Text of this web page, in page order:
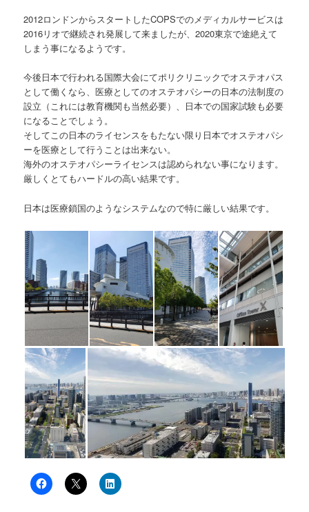
2012ロンドンからスタートしたCOPSでのメディカルサービスは
2016リオで継続され発展して来ましたが、2020東京で途絶えて
しまう事になるようです。
今後日本で行われる国際大会にてポリクリニックでオステオパス
として働くなら、医療としてのオステオパシーの日本の法制度の
設立（これには教育機関も当然必要）、日本での国家試験も必要
になることでしょう。
そしてこの日本のライセンスをもたない限り日本でオステオパシ
ーを医療として行うことは出来ない。
海外のオステオパシーライセンスは認められない事になります。
厳しくとてもハードルの高い結果です。
日本は医療鎖国のようなシステムなので特に厳しい結果です。